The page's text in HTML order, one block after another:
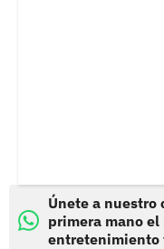
Únete a nuestro
primera mano
entretenimiento